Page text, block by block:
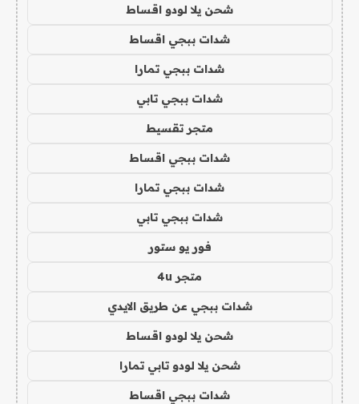
شحن يلا لودو اقساط
شدات ببجي اقساط
شدات ببجي تمارا
شدات ببجي تابي
متجر تقسيط
شدات ببجي اقساط
شدات ببجي تمارا
شدات ببجي تابي
فور يو ستور
متجر 4u
شدات ببجي عن طريق الايدي
شحن يلا لودو اقساط
شحن يلا لودو تابي تمارا
شدات ببجي اقساط